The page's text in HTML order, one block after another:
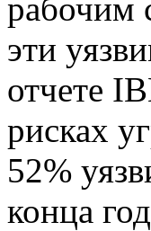
рабочим
эти
отчете
рисках
52%
конца